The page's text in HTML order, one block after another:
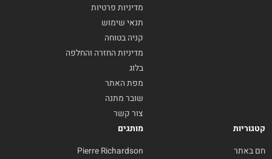
מדיניות פרטיות
תנאי שימוש
קניה בטוחה
מדיניות החזרה והחלפה
בלוג
מפת האתר
שובר מתנה
צור קשר
קטגוריות
חם באתר
מותגים
Pierre Richardson